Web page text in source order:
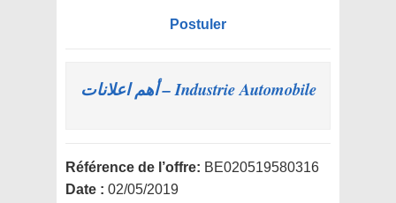
Postuler
Industrie Automobile – أهم اعلانات
Référence de l’offre: BE020519580316
Date : 02/05/2019